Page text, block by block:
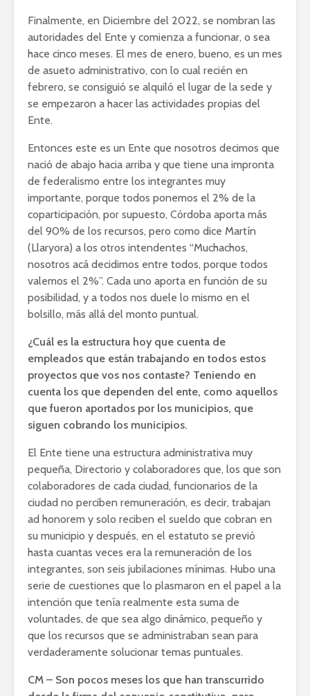
Finalmente, en Diciembre del 2022, se nombran las
autoridades del Ente y comienza a funcionar, o sea
hace cinco meses. El mes de enero, bueno, es un mes
de asueto administrativo, con lo cual recién en
febrero, se consiguió se alquiló el lugar de la sede y
se empezaron a hacer las actividades propias del
Ente.
Entonces este es un Ente que nosotros decimos que
nació de abajo hacia arriba y que tiene una impronta
de federalismo entre los integrantes muy
importante, porque todos ponemos el 2% de la
coparticipación, por supuesto, Córdoba aporta más
del 90% de los recursos, pero como dice Martín
(Llaryora) a los otros intendentes “Muchachos,
nosotros acá decidimos entre todos, porque todos
valemos el 2%”. Cada uno aporta en función de su
posibilidad, y a todos nos duele lo mismo en el
bolsillo, más allá del monto puntual.
¿Cuál es la estructura hoy que cuenta de
empleados que están trabajando en todos estos
proyectos que vos nos contaste? Teniendo en
cuenta los que dependen del ente, como aquellos
que fueron aportados por los municipios, que
siguen cobrando los municipios.
El Ente tiene una estructura administrativa muy
pequeña, Directorio y colaboradores que, los que son
colaboradores de cada ciudad, funcionarios de la
ciudad no perciben remuneración, es decir, trabajan
ad honorem y solo reciben el sueldo que cobran en
su municipio y después, en el estatuto se previó
hasta cuantas veces era la remuneración de los
integrantes, son seis jubilaciones mínimas. Hubo una
serie de cuestiones que lo plasmaron en el papel a la
intención que tenía realmente esta suma de
voluntades, de que sea algo dinámico, pequeño y
que los recursos que se administraban sean para
verdaderamente solucionar temas puntuales.
CM – Son pocos meses los que han transcurrido